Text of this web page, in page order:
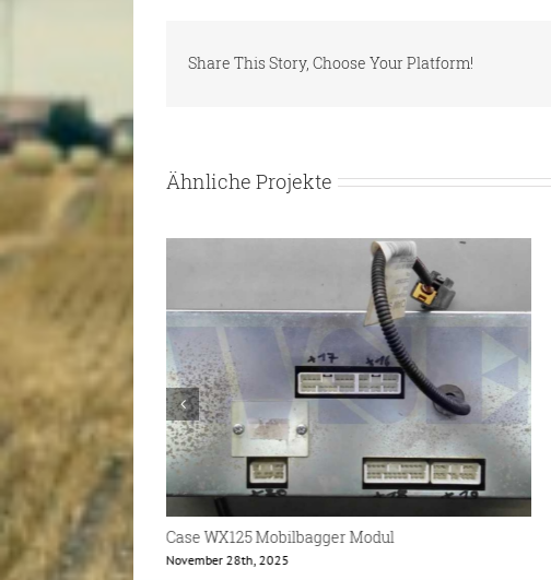
Share This Story, Choose Your Platform!
Ähnliche Projekte
CNH Bedienhebel
April 3rd, 2025